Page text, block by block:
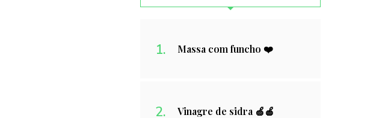
Massa com funcho ❤️
Vinagre de sidra 🍏🍎